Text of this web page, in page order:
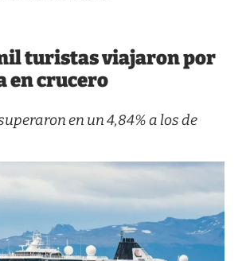
turistas viajaron por
en crucero
en un 4,84% a los de